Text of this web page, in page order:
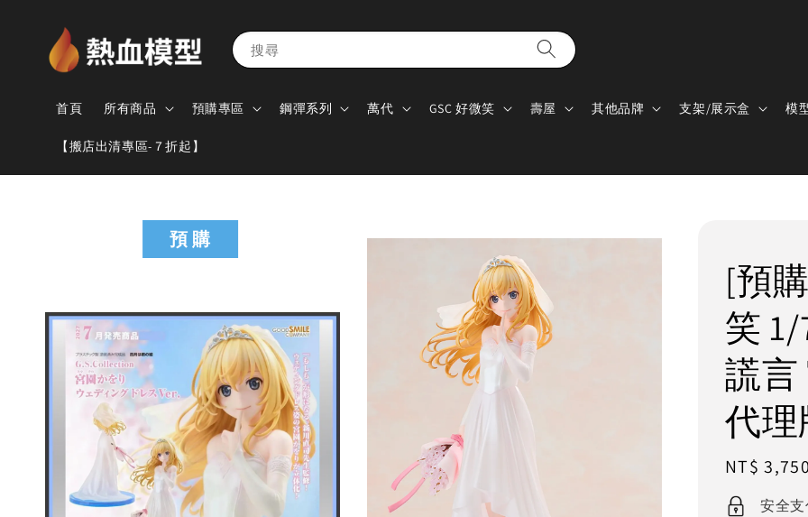
搜尋
首頁 所有商品 預購專區 鋼彈系列 萬代 GSC 好微笑 壽屋 其他品牌 支架/展示盒 模
【搬店出清專區-７折起】
預 購
[預
笑
謊言
代理
Regular
price
NT$
安全